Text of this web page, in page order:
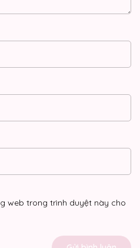
web trong trình duyệt này cho